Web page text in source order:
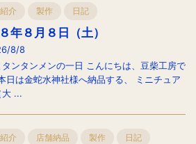
介 製作 日記
年８月８日（土）
8/8
ンタンメンの一日 こんにちは、豆柴工房で
日は金蛇水神社様へ納品する、 ミニチュア
大 ...
介 店舗納品 製作 日記